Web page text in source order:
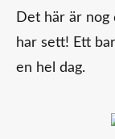
Det här är nog
har sett! Ett
en hel dag.